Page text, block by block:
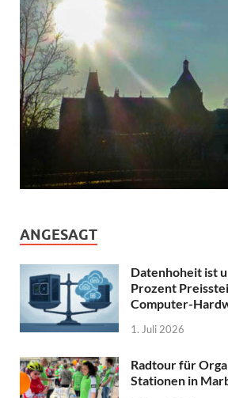
ANGESAGT
Datenhoheit ist
Prozent
Computer-
1. Juli 2026
Radtour für
Stationen in